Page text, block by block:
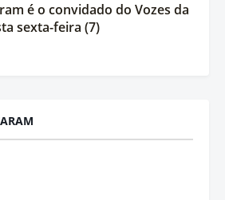
é o convidado do Vozes da
sexta-feira (7)